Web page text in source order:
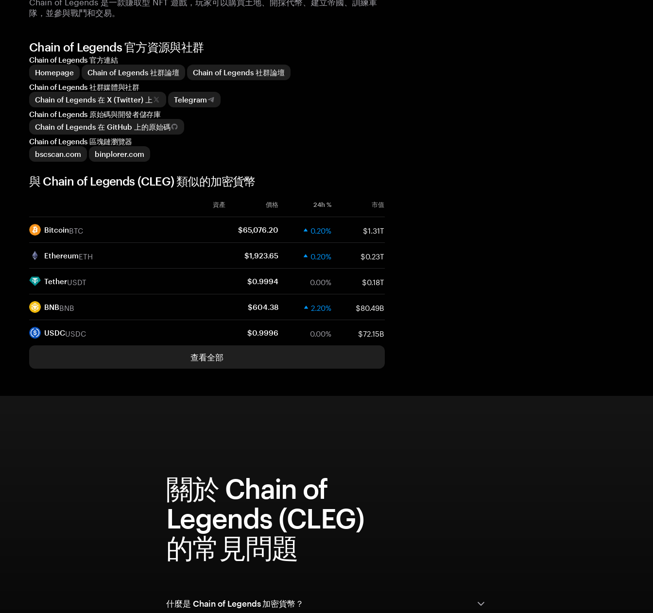
隊，並參與戰鬥和交易。
Chain of Legends 官方資源與社群
Chain of Legends 官方連結
Homepage
Chain of Legends 社群論壇
Chain of Legends 社群論壇
Chain of Legends 社群媒體與社群
Chain of Legends 在 X (Twitter) 上
Telegram
Chain of Legends 原始碼與開發者儲存庫
Chain of Legends 在 GitHub 上的原始碼
Chain of Legends 區塊鏈瀏覽器
bscscan.com
binplorer.com
與 Chain of Legends (CLEG) 類似的加密貨幣
資產 價格 24h % 市值
BitcoinBTC $65,076.20 0.20% $1.31T
EthereumETH $1,923.65 0.20% $0.23T
TetherUSDT $0.9994 0.00% $0.18T
BNBBNB $604.38 2.20% $80.49B
USDCUSDC $0.9996 0.00% $72.15B
查看全部
關於 Chain of
Legends (CLEG)
的常見問題
什麼是 Chain of Legends 加密貨幣？